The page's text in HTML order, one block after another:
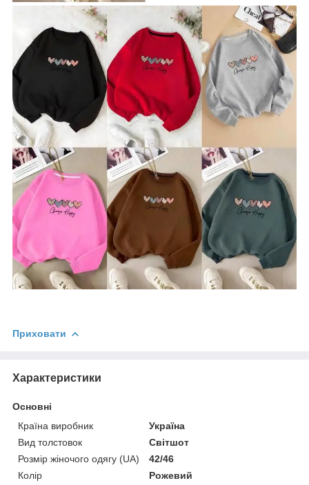
Приховати
Характеристики
Основні
Країна виробник
Україна
Вид толстовок
Світшот
Розмір жіночого одягу (UA)
42/46
Колір
Рожевий